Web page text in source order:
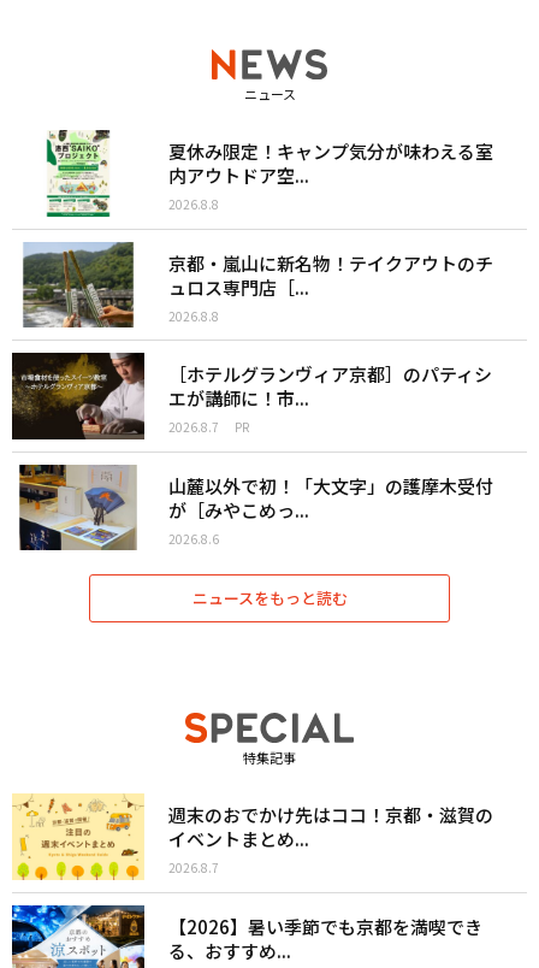
ニュース
夏休み限定！キャンプ気分が味わえる室
内アウトドア空...
2026.8.8
京都・嵐山に新名物！テイクアウトのチ
ュロス専門店［...
2026.8.8
［ホテルグランヴィア京都］のパティシ
エが講師に！市...
2026.8.7 PR
山麓以外で初！「大文字」の護摩木受付
が［みやこめっ...
2026.8.6
ニュースをもっと読む
特集記事
週末のおでかけ先はココ！京都・滋賀の
イベントまとめ...
2026.8.7
【2026】暑い季節でも京都を満喫でき
る、おすすめ...